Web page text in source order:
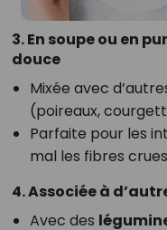
3. En soupe ou en
douce
Mixée avec
(poireaux,
Parfaite pour les
mal les fibres
4. Associée à
Avec des